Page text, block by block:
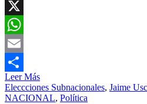
Facebook
X
WhatsApp
Email
Compartir
Leer Más
Eleccciones Subnacionales, Jaime
NACIONAL, Política